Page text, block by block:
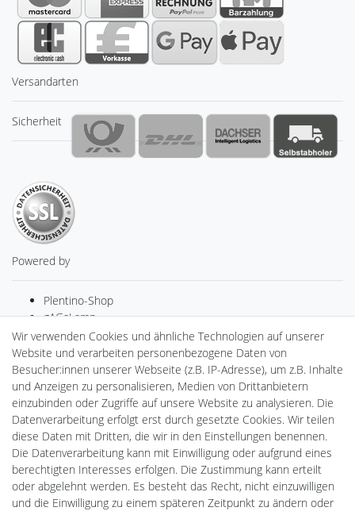
Versandarten
Sicherheit
Powered by
Plentino-Shop
gAGaLamp
Drohnenstore24
Cardanlight-Shop
Batteriespeicher
PlentiSolar
Gebrauchtlicht
Ledkauf
DEYESOLAR
Lightech Connect
CardanLight Europe
FORTIMO LEDs
LED-RETROSHOP
Wir verwenden Cookies und ähnliche Technologien auf unserer
Website und verarbeiten personenbezogene Daten von
Besucher:innen unserer Webseite (z.B. IP-Adresse), um z.B. Inhalte
und Anzeigen zu personalisieren, Medien von Drittanbietern
einzubinden oder Zugriffe auf unsere Website zu analysieren. Die
Datenverarbeitung erfolgt erst durch gesetzte Cookies. Wir teilen
diese Daten mit Dritten, die wir in den Einstellungen benennen.
Die Datenverarbeitung kann mit Einwilligung oder aufgrund eines
berechtigten Interesses erfolgen. Die Zustimmung kann erteilt
oder abgelehnt werden. Es besteht das Recht, nicht einzuwilligen
und die Einwilligung zu einem späteren Zeitpunkt zu ändern oder